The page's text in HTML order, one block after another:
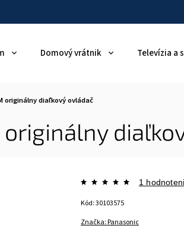
Domový vrátnik Televízia a
originálny diaľkový ovládač
originálny
Značka:Panasonic
1
Kód:30103575